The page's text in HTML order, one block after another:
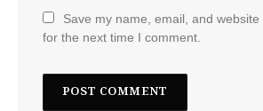
Save my name, email, and
for the next time I comment.